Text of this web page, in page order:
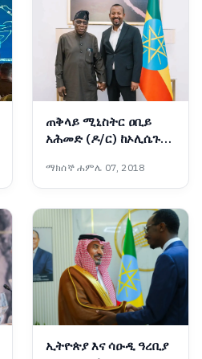
ጠቅላይ ሚኒስትር ዐቢይ
አሕመድ (ዶ/ር) ከኦሊሴጉን
ማክሰኞ ሐምሌ 07, 2018
ኢትዮጵያ እና ሳዑዲ ዓረቢያ